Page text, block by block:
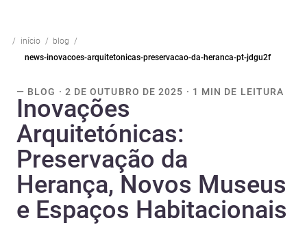
início
blog
news-inovacoes-arquitetonicas-preservacao-da-heranca-pt-jdgu2f
— BLOG · 2 DE OUTUBRO DE 2025 · 1 MIN DE LEITURA
Inovações
Arquitetónicas:
Preservação da
Herança, Novos Museus
e Espaços Habitacionais